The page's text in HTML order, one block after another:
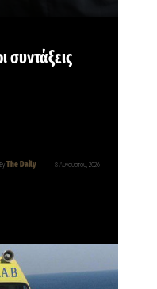
συντάξεις
By The Daily 8 Αυγούστου, 2026